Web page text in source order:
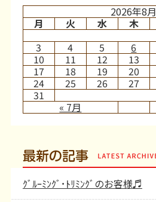
2026年8月
月
火 水 木
« 7月
3
4 5 6
10
11 12 13
17
18 19 20
24
25 26 27
31
最新の記事
ｸﾞﾙｰﾐﾝｸﾞ･ﾄﾘﾐﾝｸﾞのお客様♬